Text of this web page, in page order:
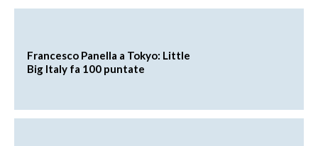
Francesco Panella a Tokyo: Little
Big Italy fa 100 puntate